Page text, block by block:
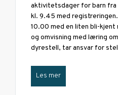
aktivitetsdager for barn fra
kl. 9.45 med
10.00 med en liten bli-kjent
og omvisning med læring
dyrestell, tar ansvar for
Les mer